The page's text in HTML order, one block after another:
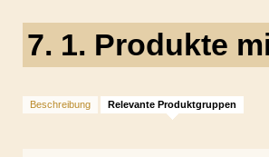
7. 1. Produkte
Beschreibung Relevante Produktgruppen